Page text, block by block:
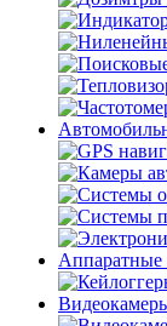
Аппаратные